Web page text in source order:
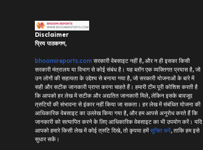
Disclaimer
प्रिय पाठकगण,
bhoomireports.com सरकारी वेबसाइट नहीं है, और न ही इसका किसी
सरकारी मंत्रालय या विभाग से कोई संबंध है। यह ब्लॉग एक व्यक्तिगत प्रयास है, जो
उन लोगों की सहायता के उद्देश्य से बनाया गया है, जो सरकारी योजनाओं के बारे में
सही और सटीक जानकारी प्राप्त करना चाहते हैं। हमारी टीम पूरी कोशिश करती है
कि आपको हर लेख में सटीक और अद्यतित जानकारी मिले, लेकिन इसके बावजूद
त्रुटियों की संभावना से इंकार नहीं किया जा सकता। हर लेख में संबंधित योजना की
आधिकारिक वेबसाइट का उल्लेख किया गया है, और हम आपसे अनुरोध करते हैं कि
जानकारी को सत्यापित करने के लिए आधिकारिक वेबसाइट का भी उपयोग करें। यदि
आपको हमारे किसी लेख में कोई त्रुटि दिखे, तो कृपया हमेंसूचित करें, ताकि हम इसे
सुधार सकें।